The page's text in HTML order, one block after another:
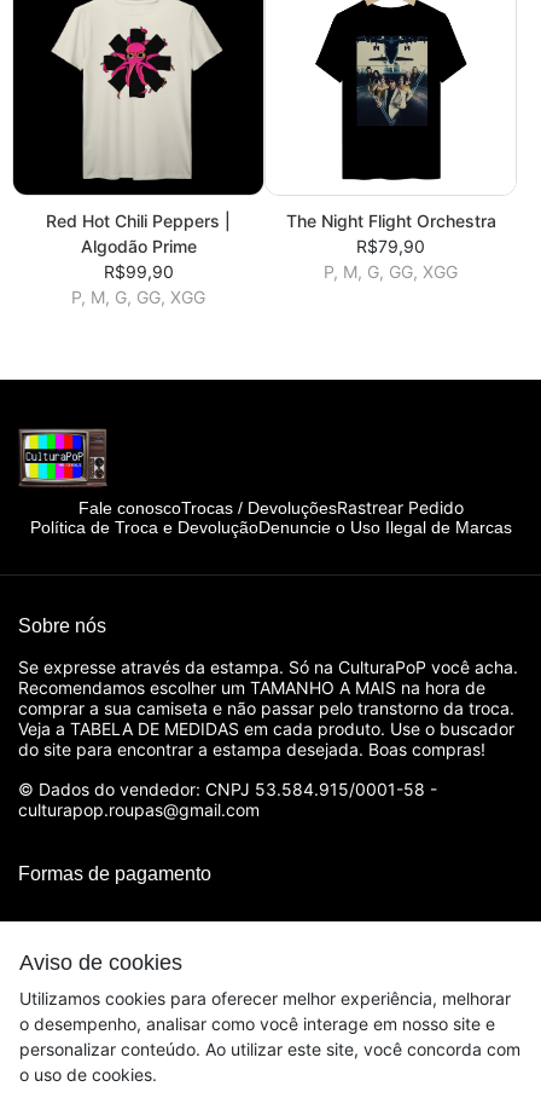
Red Hot Chili Peppers |
Algodão Prime
R$99,90
P, M, G, GG, XGG
The Night Flight Orchestra
R$79,90
P, M, G, GG, XGG
Aviso de cookies
Utilizamos cookies para oferecer melhor experiência, melhorar
o desempenho, analisar como você interage em nosso site e
personalizar conteúdo. Ao utilizar este site, você concorda com
o uso de cookies.
Fale conoscoTrocas / DevoluçõesRastrear Pedido
Política de Troca e DevoluçãoDenuncie o Uso Ilegal de Marcas
Sobre nós
Se expresse através da estampa. Só na CulturaPoP você acha.
Recomendamos escolher um TAMANHO A MAIS na hora de
comprar a sua camiseta e não passar pelo transtorno da troca.
Veja a TABELA DE MEDIDAS em cada produto. Use o buscador
do site para encontrar a estampa desejada. Boas compras!
© Dados do vendedor: CNPJ 53.584.915/0001-58 -
culturapop.roupas@gmail.com
Formas de pagamento